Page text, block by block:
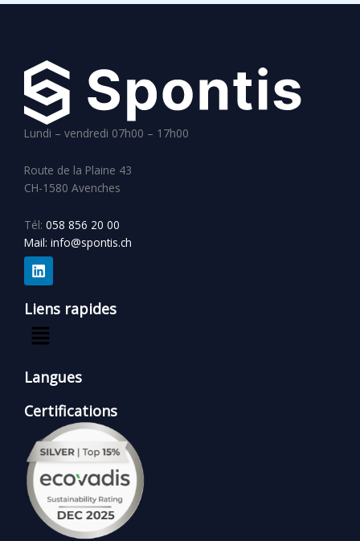
Lundi – vendredi 07h00 – 17h00
Route de la Plaine 43
CH-1580 Avenches
Tél: 058 856 20 00
Mail: info@spontis.ch
L
i
n
k
e
d
n
Liens rapides
Menu
Langues
Certifications